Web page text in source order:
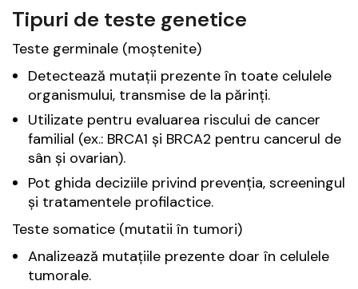
Tipuri de teste genetice
Teste germinale (moștenite)
Detectează mutații prezente în toate celulele
organismului, transmise de la părinți.
Utilizate pentru evaluarea riscului de cancer
familial (ex.: BRCA1 și BRCA2 pentru cancerul de
sân și ovarian).
Pot ghida deciziile privind prevenția, screeningul
și tratamentele profilactice.
Teste somatice (mutatii în tumori)
Analizează mutațiile prezente doar în celulele
tumorale.